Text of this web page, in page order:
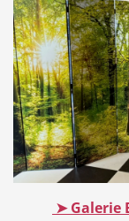
Stellenangebote
➤ Galerie